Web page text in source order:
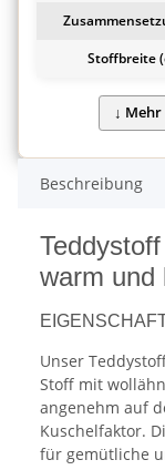
Stoffbreite
Beschreibung
warm und
Unser
Stoff mit
angenehm auf
Kuschelfaktor.
für gemütliche